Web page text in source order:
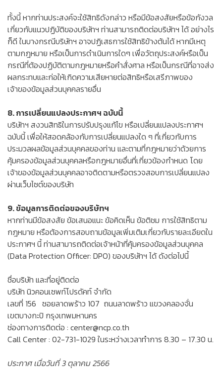
ทั้งนี้ หากท่านประสงค์จะใช้สิทธิดังกล่าว หรือมีข้อสงสัยหรือข้อกังวล
เกี่ยวกับแนวปฏิบัติของบริษัทฯ ท่านสามารถติดต่อบริษัทฯ ได้ อย่างไร
ก็ดี ในบางกรณีบริษัทฯ อาจปฏิเสธการใช้สิทธิข้างต้นได้ หากมีเหตุ
ตามกฎหมาย หรือเป็นการดำเนินการใดๆ เพื่อวัตถุประสงค์หรือเป็น
กรณีที่ต้องปฏิบัติตามกฎหมายหรือคำสั่งศาล หรือเป็นกรณีที่อาจส่ง
ผลกระทบและก่อให้เกิดความเสียหายต่อสิทธิหรือเสรีภาพของ
เจ้าของข้อมูลส่วนบุคคลรายอื่น
8. การเปลี่ยนแปลงประกาศฯ ฉบับนี้
บริษัทฯ สงวนสิทธิในการปรับปรุงแก้ไข หรือเปลี่ยนแปลงประกาศฯ
ฉบับนี้ เพื่อให้สอดคล้องกับการเปลี่ยนแปลงใด ๆ ที่เกี่ยวกับการ
ประมวลผลข้อมูลส่วนบุคคลของท่าน และตามที่กฎหมายว่าด้วยการ
คุ้มครองข้อมูลส่วนบุคคลหรือกฎหมายอื่นที่เกี่ยวข้องกำหนด โดย
เจ้าของข้อมูลส่วนบุคคลอาจติดตามหรือตรวจสอบการเปลี่ยนแปลง
ผ่านเว็บไซต์ของบริษัท
9. ข้อมูลการติดต่อของบริษัทฯ
หากท่านมีข้อสงสัย ข้อเสนอแนะ ข้อคิดเห็น ข้อติชม การใช้สิทธิตาม
กฎหมาย หรือต้องการสอบถามข้อมูลเพิ่มเติมเกี่ยวกับรายละเอียดใน
ประกาศฯ นี้ ท่านสามารถติดต่อเจ้าหน้าที่คุ้มครองข้อมูลส่วนบุคคล
(Data Protection Officer: DPO) ของบริษัทฯ ได้ ดังต่อไปนี้
ชื่อบริษัท และที่อยู่ติดต่อ
บริษัท นิวคอนเซพท์โปรดัคท์ จำกัด
เลขที่ 156 ซอยลาดพร้าว 107 ถนนลาดพร้าว แขวงคลองจั่น
เขตบางกะปิ กรุงเทพมหานคร
ช่องทางการติดต่อ : center@ncp.co.th
Call Center : 02-731-1029 ในระหว่างเวลาทำการ 8.30 – 17.30 น.
ประกาศ เมื่อวันที่ 3 ตุลาคม 2566